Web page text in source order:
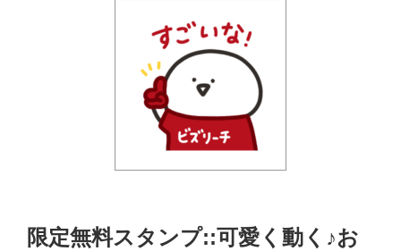
限定無料スタンプ::可愛く動く♪お